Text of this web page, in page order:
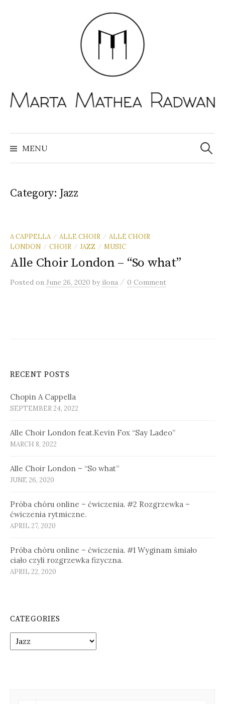
MENU
Search
for:
Category: Jazz
A CAPPELLA / ALLE CHOIR / ALLE CHOIR
LONDON / CHOIR / JAZZ / MUSIC
Alle Choir London – “So what”
Posted on June 26, 2020 by ilona / 0 Comment
RECENT POSTS
Chopin A Cappella
SEPTEMBER 24, 2022
Alle Choir London feat.Kevin Fox “Say Ladeo”
MARCH 8, 2022
Alle Choir London – “So what”
JUNE 26, 2020
Próba chóru online – ćwiczenia. #2 Rozgrzewka –
ćwiczenia rytmiczne.
APRIL 27, 2020
Próba chóru online – ćwiczenia. #1 Wyginam śmiało
ciało czyli rozgrzewka fizyczna.
APRIL 22, 2020
CATEGORIES
Categories